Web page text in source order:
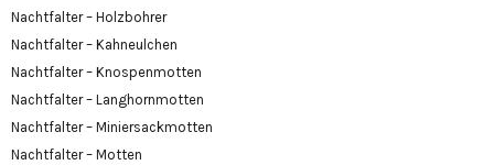
Nachtfalter – Holzbohrer
Nachtfalter – Kahneulchen
Nachtfalter – Knospenmotten
Nachtfalter – Langhornmotten
Nachtfalter – Miniersackmotten
Nachtfalter – Motten